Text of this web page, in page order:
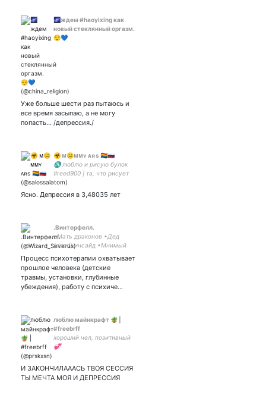
🌌ждем #haoyixing как
новый стеклянный оргазм.
😌💙
Уже больше шести раз пытаюсь и
все время засыпаю, а не могу
попасть... /депрессия./
☣️ ᴍ☹︎ᴍᴍʏ ᴀʀs 🏳️‍🌈🇷🇺
♏ люблю и рисую булок
#reed900 | та, что рисует
компаниям кристаллы |
КОМИШКИ ОТКРЫТЫ |
надеюсь я сдам ЕГЭ | мой
Ясно. Депрессия в 3,48035 лет
.Винтерфелл.
•Мать драконов •Дед
(dead) инсайд •Мнимый
булка •Амбассадор
вареников •Профессор
конспирологии💫
Процесс психотерапии охватывает
прошлое человека (детские
травмы, установки, глубинные
убеждения), работу с психиче…
люблю майнкрафт 🪴 |
#freebrff
хороший чел, позитивный
💞
И ЗАКОНЧИЛАААСЬ ТВОЯ СЕССИЯ
ТЫ МЕЧТА МОЯ И ДЕПРЕССИЯ